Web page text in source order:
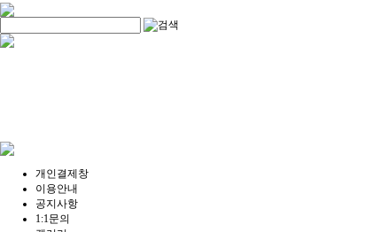
개인결제창
이용안내
공지사항
1:1문의